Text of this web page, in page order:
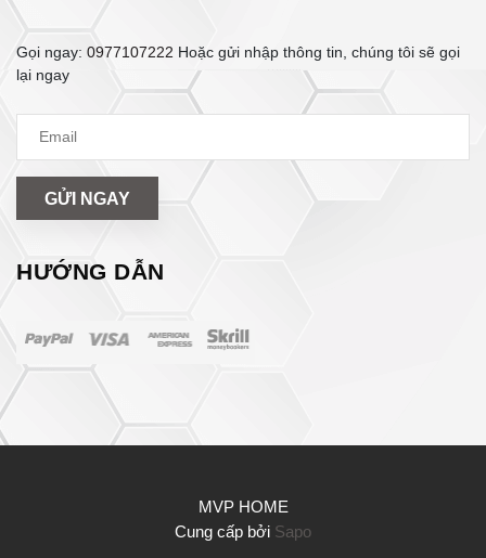
Gọi ngay: 0977107222 Hoặc gửi nhập thông tin, chúng tôi sẽ gọi
lại ngay
GỬI NGAY
HƯỚNG DẪN
MVP HOME
Cung cấp bởi Sapo